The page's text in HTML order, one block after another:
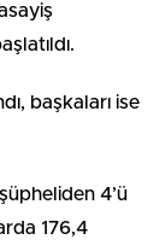
başkaları ise
4’ü
176,4